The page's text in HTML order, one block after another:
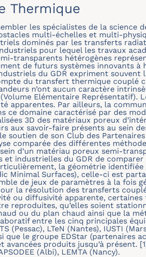
Thermique
les spécialistes de la science
multi-échelles et multi-
dominés par les transferts
pour lequel les travaux
transparents hétérogènes
de futurs systèmes innovants
du GDR expriment souvent
du transfert thermique couplé
n’ont aucun caractère
Elémentaire Représentatif).
apparentes. Par ailleurs, la
ce domaine caractérisé par des
3D des matériaux poreux
aux savoir-faire présents au sein
soutien de son Club des
comparée des différentes
d’un matériau poreux semi-
et industrielles du GDR de
la géométrie
Minimal Surfaces), celle-ci est
de jeux de paramètres à la fois
la résolution des transferts
ou diffusivité apparente, certaines
reproduites, qu’elles soient
ou du plan chaud ainsi que la
entre les cinq principales
(Pessac), LTeN (Nantes), IUSTI
le groupe EDStar (partenaires
produits jusqu’à présent.
(Albi), LEMTA (Nancy).